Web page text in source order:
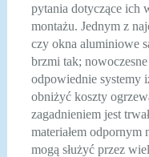
pytania dotyczące ich
montażu. Jednym z
czy okna aluminiowe
brzmi tak;
odpowiednie systemy
obniżyć koszty
zagadnieniem jest
materiałem odpornym
mogą służyć przez